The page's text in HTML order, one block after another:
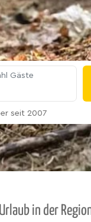
Gäste
seit 2007
in der